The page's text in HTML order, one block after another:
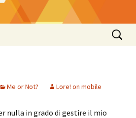
Ricerca
per:
Me or Not? Lore! on mobile
nulla in grado di gestire il mio